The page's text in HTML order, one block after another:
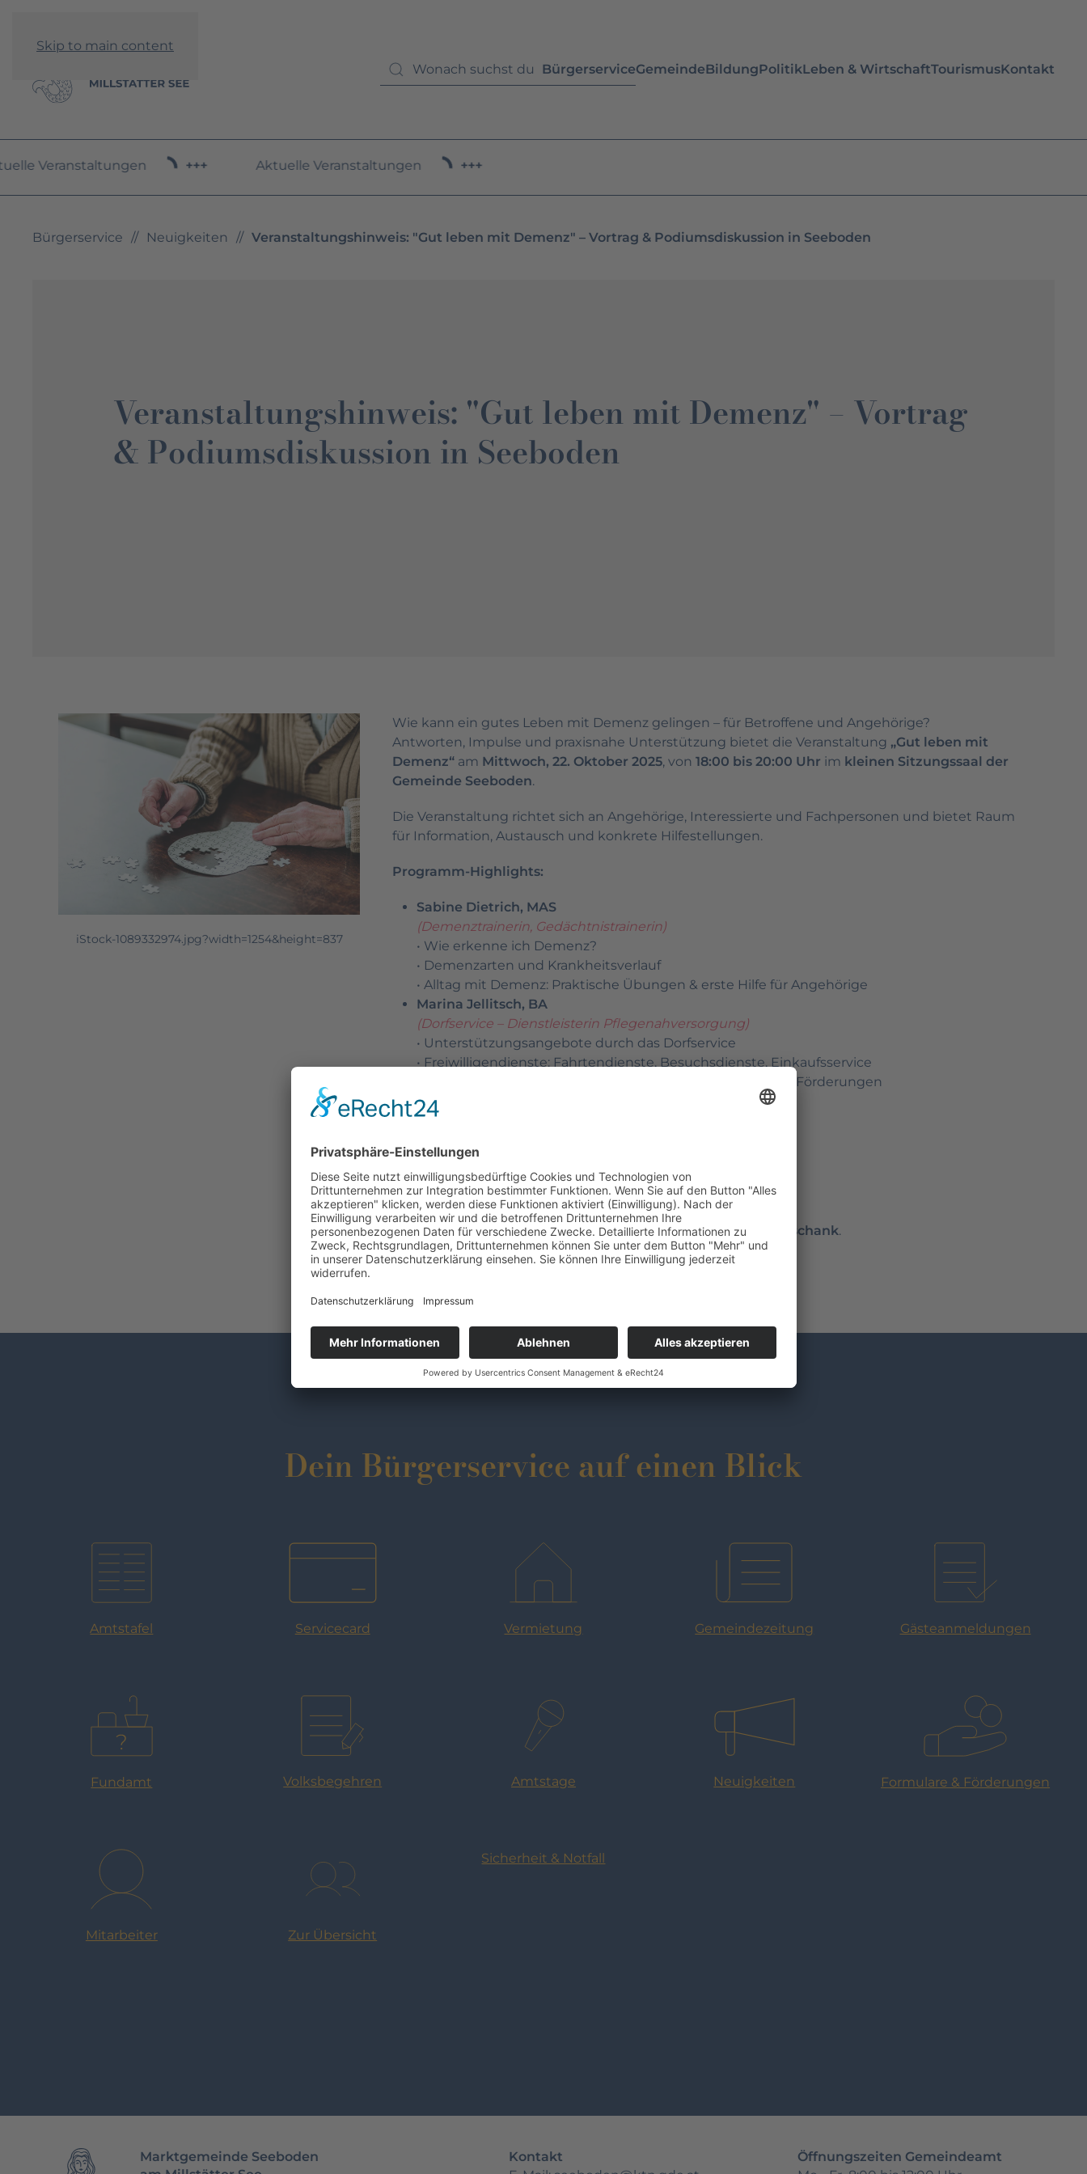
Skip to main content
BürgerserviceGemeindeBildungPolitikLeben & WirtschaftTourismusKontakt
Veranstaltungen +++ Aktuelle Veranstaltungen +++
Bürgerservice Neuigkeiten Veranstaltungshinweis: "Gut leben mit Demenz" – Vortrag & Podiumsdiskussion in Seeboden
Veranstaltungshinweis: "Gut leben mit Demenz" – Vortrag
& Podiumsdiskussion in Seeboden
iStock-1089332974.jpg?width=1254&height=837
Wie kann ein gutes Leben mit Demenz gelingen – für Betroffene und Angehörige?
Antworten, Impulse und praxisnahe Unterstützung bietet die Veranstaltung „Gut leben mit
Demenz“ am Mittwoch, 22. Oktober 2025, von18:00 bis 20:00 Uhr im kleinen Sitzungssaal der
Gemeinde Seeboden.
Die Veranstaltung richtet sich an Angehörige, Interessierte und Fachpersonen und bietet Raum
für Information, Austausch und konkrete Hilfestellungen.
Programm-Highlights:
Sabine Dietrich, MAS
(Demenztrainerin, Gedächtnistrainerin)
• Wie erkenne ich Demenz?
• Demenzarten und Krankheitsverlauf
• Alltag mit Demenz: Praktische Übungen & erste Hilfe für Angehörige
Marina Jellitsch, BA
(Dorfservice – Dienstleisterin Pflegenahversorgung)
• Unterstützungsangebote durch das Dorfservice
• Freiwilligendienste: Fahrtendienste, Besuchsdienste, Einkaufsservice
• Beratung & Begleitung: Antragstellungen, mobile Pflege, Förderungen
Podiumsdiskussion mit Überraschungsgast
(Moderation: Marina Jellitsch)
• Bürger:innen stellen Fragen – Expert:innen antworten
Eintritt frei
Nach dem offiziellen Teil geht es zumGet-together beim Ausschank.
VA_DEMENZ.pdf
Dein Bürgerservice auf einen Blick
Amtstafel Servicecard Vermietung Gemeindezeitung Gästeanmeldungen
Fundamt Volksbegehren Amtstage Neuigkeiten Formulare & Förderungen
Mitarbeiter Zur Übersicht
Sicherheit & Notfall
Marktgemeinde Seeboden
Kontakt
Öffnungszeiten Gemeindeamt